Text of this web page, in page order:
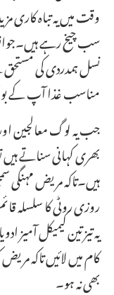
وقت میں یہ تباہ
سب چیخ رہے
نسل ہمدردی کی مستحق
مناسب غذا آپ کے
جب یہ لوگ معالجین
بھری کہانی سناتے ہیں
ہیں۔تاکہ مریض مہنگی
روزی روٹی کا سلسلہ
یہ تیز تین کیمیکل
کام میں لائیں تاکہ
بھی نہ ہو۔